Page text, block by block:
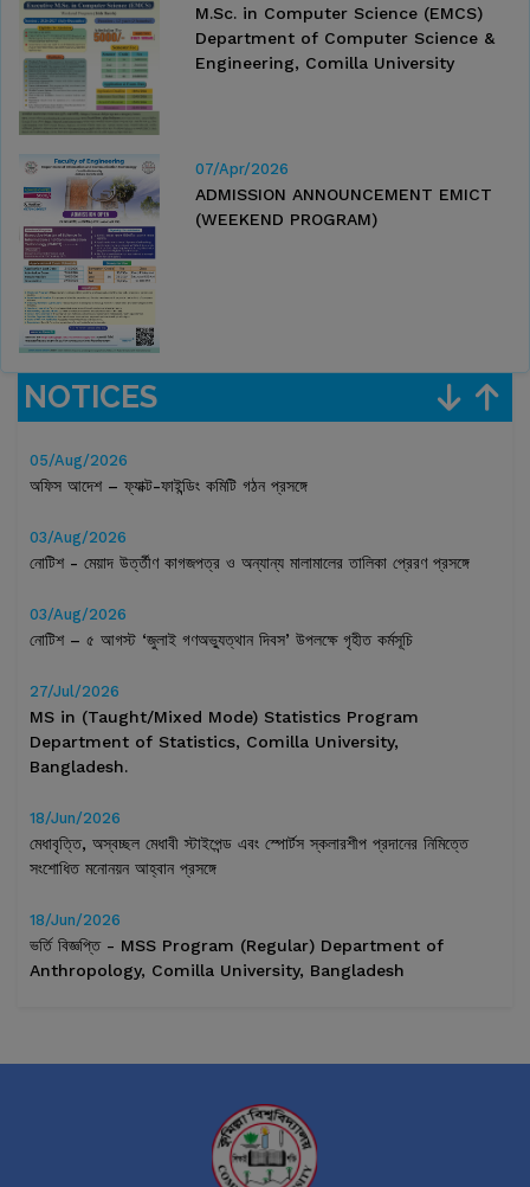
M.Sc. in Computer Science (EMCS)⁣
Department of Computer Science &
Engineering, Comilla University⁣
07/Apr/2026
ADMISSION ANNOUNCEMENT EMICT
(WEEKEND PROGRAM)
NOTICES
05/Aug/2026
অফিস আদেশ – ফ্যাক্ট-ফাইন্ডিং কমিটি গঠন প্রসঙ্গে
03/Aug/2026
নোটিশ - মেয়াদ উর্ত্তীণ কাগজপত্র ও অন্যান্য মালামালের তালিকা প্রেরণ প্রসঙ্গে
03/Aug/2026
নোটিশ – ৫ আগস্ট ‘জুলাই গণঅভ্যুত্থান দিবস’ উপলক্ষে গৃহীত কর্মসূচি
27/Jul/2026
MS in (Taught/Mixed Mode) Statistics Program
Department of Statistics, Comilla University,
Bangladesh.
18/Jun/2026
মেধাবৃত্তি, অস্বচ্ছল মেধাবী স্টাইপেন্ড এবং স্পোর্টস স্কলারশীপ প্রদানের নিমিত্তে
সংশোধিত মনোনয়ন আহ্বান প্রসঙ্গে
18/Jun/2026
ভর্তি বিজ্ঞপ্তি - MSS Program (Regular) Department of
Anthropology, Comilla University, Bangladesh
ভর্তি বিজ্ঞপ্তি - MS in physics (Taught/Mixed Mode) Program
Department of Physics, Comilla University, Bangladesh